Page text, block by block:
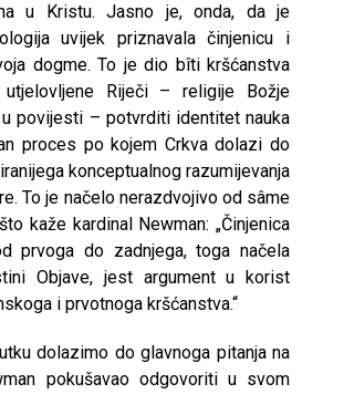
u Kristu. Jasno je, onda, da je
uvijek priznavala činjenicu i
dogme. To je dio bîti kršćanstva
Riječi – religije Božje
povijesti – potvrditi identitet nauka
proces po kojem Crkva dolazi do
konceptualnog razumijevanja
To je načelo nerazdvojivo od sâme
kaže kardinal Newman: „Činjenica
prvoga do zadnjega, toga načela
Objave, jest argument u korist
i prvotnoga kršćanstva.“
dolazimo do glavnoga pitanja na
pokušavao odgovoriti u svom